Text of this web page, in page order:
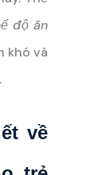
độ ăn
khó và
về